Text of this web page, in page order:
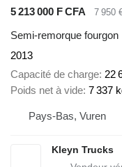
5 213 000 F CFA
7 950
Semi-remorque fourgon
2013
Capacité de charge 22
Poids net à vide 7 337
Pays-Bas, Vuren
Kleyn Trucks